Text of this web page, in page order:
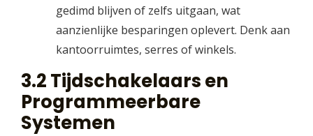
gedimd blijven of zelfs uitgaan, wat
aanzienlijke besparingen oplevert. Denk aan
kantoorruimtes, serres of winkels.
3.2 Tijdschakelaars en
Programmeerbare
Systemen